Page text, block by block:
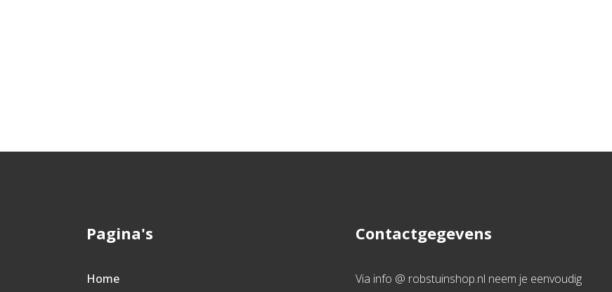
Pagina's
Home
Contactgegevens
Via info @ robstuinshop.nl neem je eenvoudig